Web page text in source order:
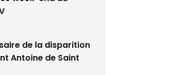
de la disparition